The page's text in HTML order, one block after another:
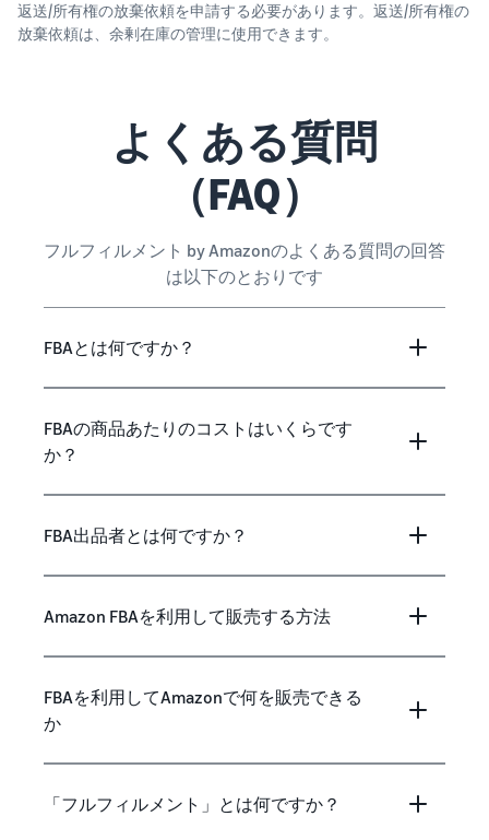
返送/所有権の放棄依頼を申請する必要があります。返送/所有権の
放棄依頼は、余剰在庫の管理に使用できます。
よくある質問
（FAQ）
フルフィルメント by Amazonのよくある質問の回答
は以下のとおりです
FBAとは何ですか？
FBAの商品あたりのコストはいくらです
か？
FBA出品者とは何ですか？
Amazon FBAを利用して販売する方法
FBAを利用してAmazonで何を販売できる
か
「フルフィルメント」とは何ですか？